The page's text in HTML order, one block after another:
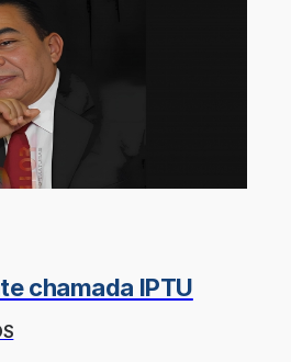
chamada IPTU